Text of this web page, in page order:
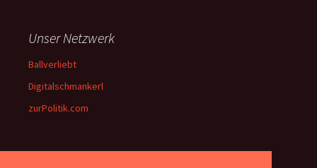
Unser Netzwerk
Ballverliebt
Digitalschmankerl
zurPolitik.com